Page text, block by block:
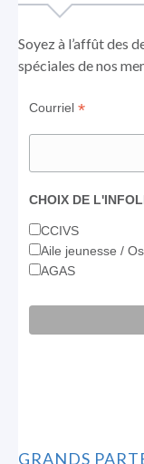
une
fenêtre
une
fenêtre
une
fenêtre
Soyez à l’affût des
spéciales de nos
Courriel*
CHOIX DE
CCIVS
Aile jeunesse /
AGAS
GRANDS